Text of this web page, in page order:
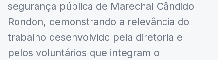
segurança pública de Marechal Cândido
Rondon, demonstrando a relevância do
trabalho desenvolvido pela diretoria e
pelos voluntários que integram o